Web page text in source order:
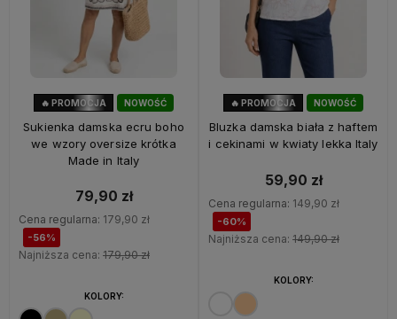
NOWOŚĆ
🔥 PROMOCJA
Sukienka damska ecru boho
we wzory oversize krótka
Made in Italy
79,90 zł
Cena regularna: 179,90 zł
-56%
Najniższa cena: 179,90 zł
KOLORY:
NOWOŚĆ
OKAZJA
🔥 PROMOCJA
Bluzka damska biała z haftem
i cekinami w kwiaty lekka Italy
59,90 zł
Cena regularna: 149,90 zł
-60%
Najniższa cena: 149,90 zł
KOLORY: